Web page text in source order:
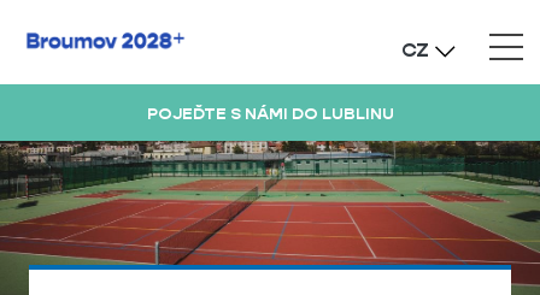
CZ
POJEĎTE S NÁMI DO LUBLINU